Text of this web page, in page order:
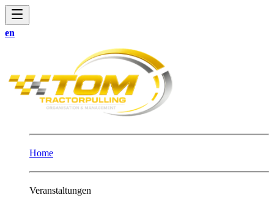
en
Home
Veranstaltungen